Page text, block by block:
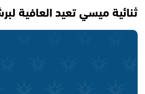
ثنائية ميسي تعيد العافية